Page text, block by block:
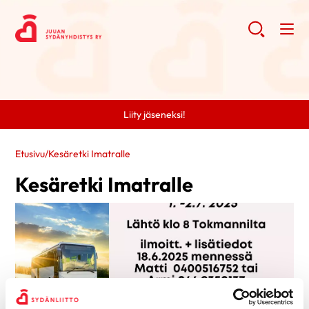
Liity jäseneksi!
Etusivu/Kesäretki Imatralle
Kesäretki Imatralle